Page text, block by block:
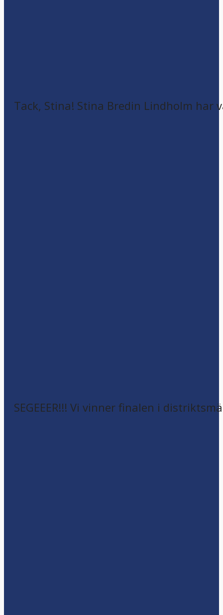
Tack, Stina! Stina Bredin Lindholm har
SEGEEER!!! Vi vinner finalen i